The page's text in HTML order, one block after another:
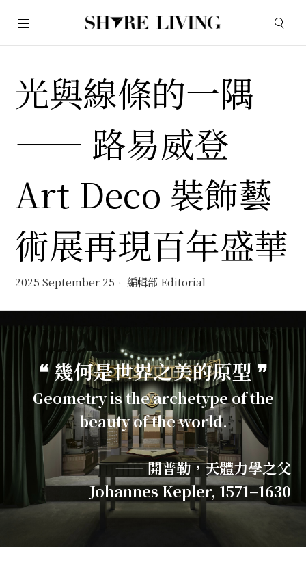
光與線條的一隅
—— 路易威登
Art Deco 裝飾藝
術展再現百年盛華
2025 September 25 編輯部 Editorial
❝ 幾何是世界之美的原型 ❞
Geometry is the archetype of the
beauty of the world.
—— 開普勒，天體力學之父
Johannes Kepler, 1571–1630